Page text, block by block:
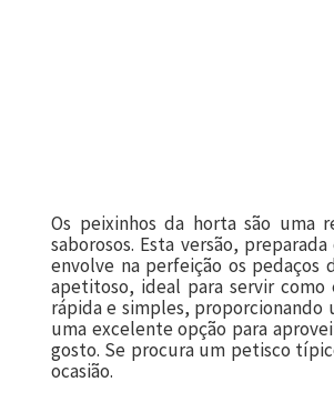
Os peixinhos da horta são uma
saborosos. Esta versão,
envolve na perfeição os
apetitoso, ideal para servir como
rápida e simples,
uma excelente opção para
gosto. Se procura um petisco
ocasião.